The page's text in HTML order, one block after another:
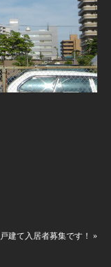
建て入居者募集です！ »